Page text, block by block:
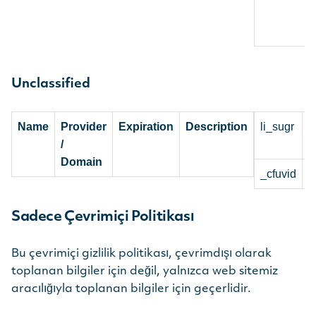
Unclassified
Name
Provider
/
Domain
Expiration Description li_sugr
_cfuvid
Sadece Çevrimiçi Politikası
Bu çevrimiçi gizlilik politikası, çevrimdışı olarak
toplanan bilgiler için değil, yalnızca web sitemiz
aracılığıyla toplanan bilgiler için geçerlidir.